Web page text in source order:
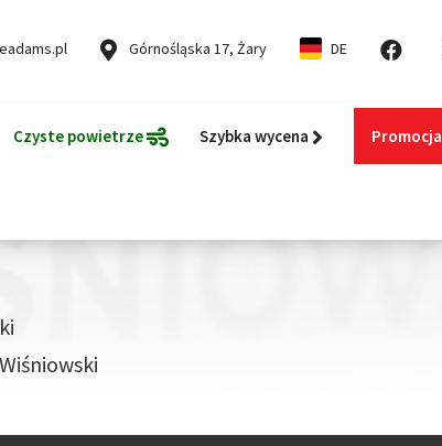
Górnośląska 17, Żary DE
Czyste powietrze Szybka wycena Promocja